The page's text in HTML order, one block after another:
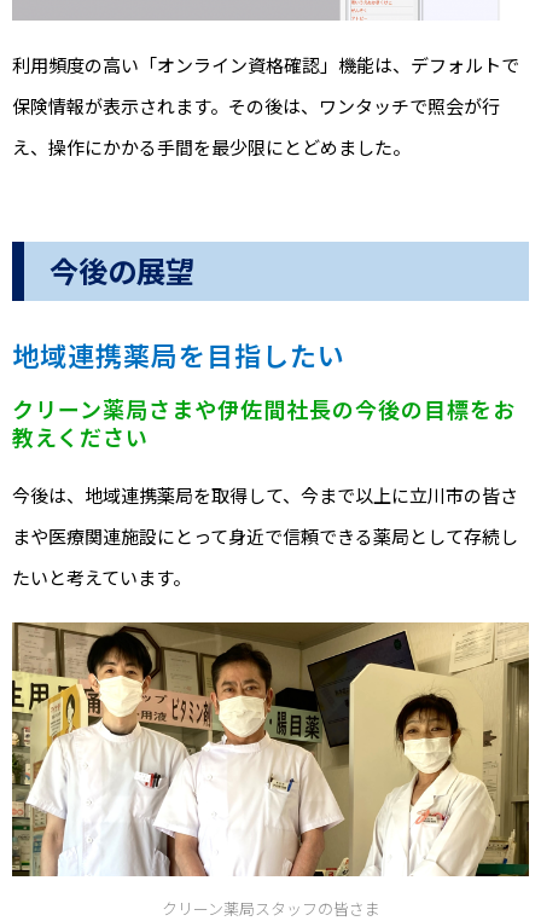
利用頻度の高い「オンライン資格確認」機能は、デフォルトで
保険情報が表示されます。その後は、ワンタッチで照会が行
え、操作にかかる手間を最少限にとどめました。
今後の展望
地域連携薬局を目指したい
クリーン薬局さまや伊佐間社長の今後の目標をお
教えください
今後は、地域連携薬局を取得して、今まで以上に立川市の皆さ
まや医療関連施設にとって身近で信頼できる薬局として存続し
たいと考えています。
クリーン薬局スタッフの皆さま